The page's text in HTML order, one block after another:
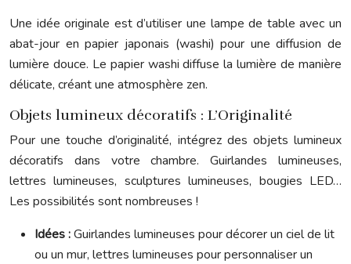
Une idée originale est d’utiliser une lampe de table avec un
abat-jour en papier japonais (washi) pour une diffusion de
lumière douce. Le papier washi diffuse la lumière de manière
délicate, créant une atmosphère zen.
Objets lumineux décoratifs : L’Originalité
Pour une touche d’originalité, intégrez des objets lumineux
décoratifs dans votre chambre. Guirlandes lumineuses,
lettres lumineuses, sculptures lumineuses, bougies LED…
Les possibilités sont nombreuses !
Idées :Guirlandes lumineuses pour décorer un ciel de lit
ou un mur, lettres lumineuses pour personnaliser un